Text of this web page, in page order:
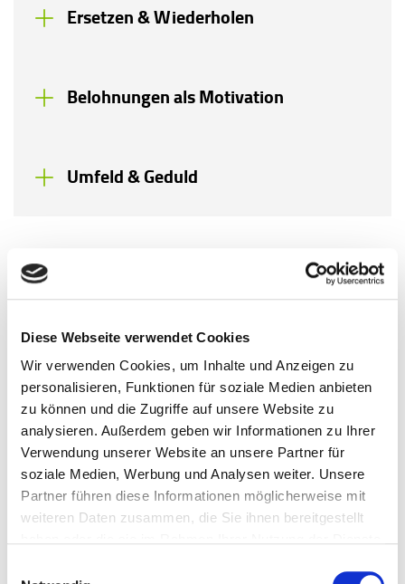
Diese Webseite verwendet Cookies
Wir verwenden Cookies, um Inhalte und Anzeigen zu
personalisieren, Funktionen für soziale Medien anbieten
zu können und die Zugriffe auf unsere Website zu
analysieren. Außerdem geben wir Informationen zu Ihrer
Verwendung unserer Website an unsere Partner für
soziale Medien, Werbung und Analysen weiter. Unsere
Partner führen diese Informationen möglicherweise mit
weiteren Daten zusammen, die Sie ihnen bereitgestellt
Ersetzen & Wiederholen
Belohnungen als Motivation
Umfeld & Geduld
Gewohnheiten zu verändern, kann herausfordernd
dranzubleiben und Stück für Stück neue Routinen zu
etablieren. Indem du dich mit deinen Angewohnheiten
auseinandersetzt, sie hinterfragst und Wege suchst,
etwas zu verändern, hast du schon einen großen
Schritt zur Veränderung beigetragen. Dann gilt es:
Durchhalten, bis sich die neue Routine verfestigt hat
und ganz von alleine geschieht. Denke immer daran,
dass du nicht alles auf einmal umkrempeln musst,
denn schon eine kleine bewusste Entscheidung bringt